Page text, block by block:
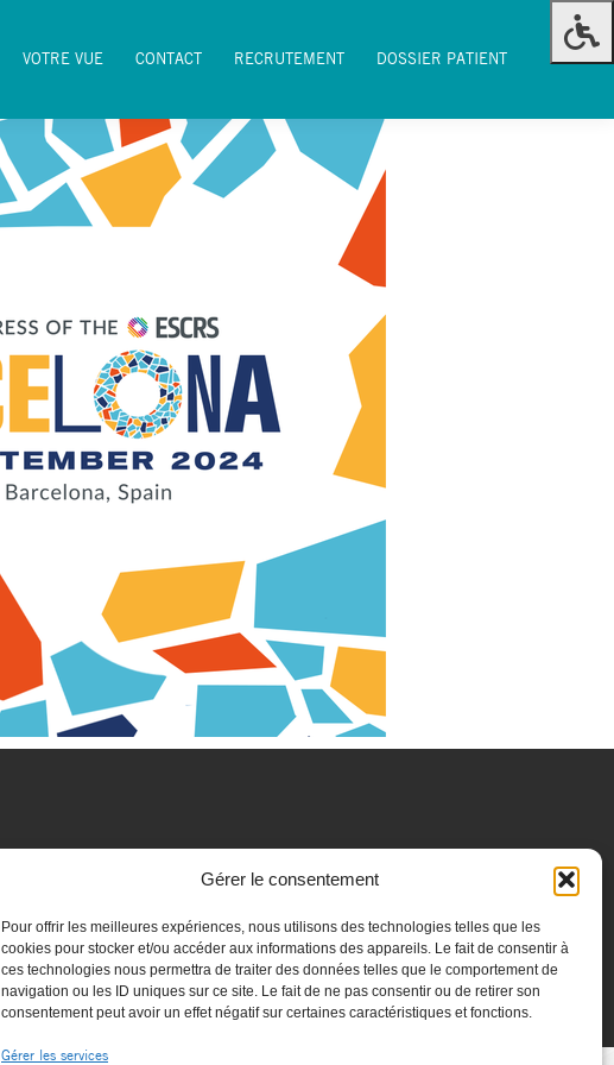
Gérer le consentement
Pour offrir les meilleures expériences, nous utilisons des technologies telles que les
cookies pour stocker et/ou accéder aux informations des appareils. Le fait de consentir à
ces technologies nous permettra de traiter des données telles que le comportement de
navigation ou les ID uniques sur ce site. Le fait de ne pas consentir ou de retirer son
consentement peut avoir un effet négatif sur certaines caractéristiques et fonctions.
Gérer les services
VOTRE VUE CONTACT RECRUTEMENT DOSSIER PATIENT
Politique de confidentialité